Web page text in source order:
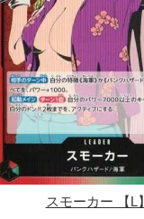
スモーカー 【L】